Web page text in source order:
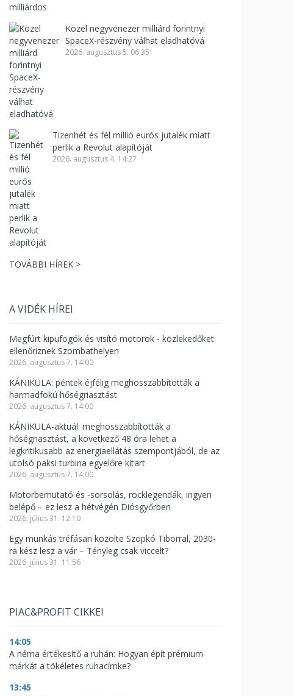
Közel negyvenezer milliárd forintnyi
SpaceX-részvény válhat eladhatóvá
2026. augusztus 5. 06:35
Tizenhét és fél millió eurós jutalék miatt
perlik a Revolut alapítóját
2026. augusztus 4. 14:27
TOVÁBBI HÍREK >
A VIDÉK HÍREI
Megfúrt kipufogók és visító motorok - közlekedőket
ellenőriznek Szombathelyen
2026. augusztus 7. 14:00
KÁNIKULA: péntek éjfélig meghosszabbították a
harmadfokú hőségriasztást
2026. augusztus 7. 14:00
KÁNIKULA-aktuál: meghosszabbították a
hőségriasztást, a következő 48 óra lehet a
legkritikusabb az energiaellátás szempontjából, de az
utolsó paksi turbina egyelőre kitart
2026. augusztus 7. 14:00
Motorbemutató és -sorsolás, rocklegendák, ingyen
belépő – ez lesz a hétvégén Diósgyőrben
2026. július 31. 12:10
Egy munkás tréfásan közölte Szopkó Tiborral, 2030-
ra kész lesz a vár – Tényleg csak viccelt?
2026. július 31. 11:56
PIAC&PROFIT CIKKEI
14:05
A néma értékesítő a ruhán: Hogyan épít prémium
márkát a tökéletes ruhacímke?
13:45